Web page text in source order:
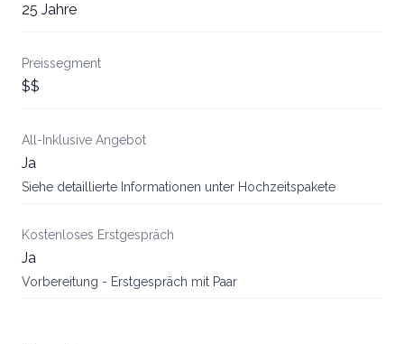
25 Jahre
Preissegment
$$
All-Inklusive Angebot
Ja
Siehe detaillierte Informationen unter Hochzeitspakete
Kostenloses Erstgespräch
Ja
Vorbereitung - Erstgespräch mit Paar